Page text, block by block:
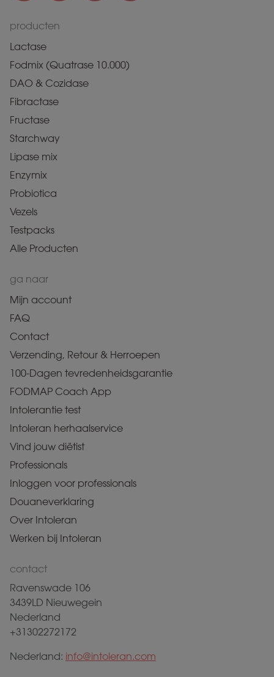
producten
Lactase
Fodmix (Quatrase 10.000)
DAO & Cozidase
Fibractase
Fructase
Starchway
Lipase mix
Enzymix
Probiotica
Vezels
Testpacks
Alle Producten
ga naar
Mijn account
FAQ
Contact
Verzending, Retour & Herroepen
100-Dagen tevredenheidsgarantie
FODMAP Coach App
Intolerantie test
Intoleran herhaalservice
Vind jouw diëtist
Professionals
Inloggen voor professionals
Douaneverklaring
Over Intoleran
Werken bij Intoleran
contact
Ravenswade 106
3439LD Nieuwegein
Nederland
+31302272172
Nederland: info@intoleran.com